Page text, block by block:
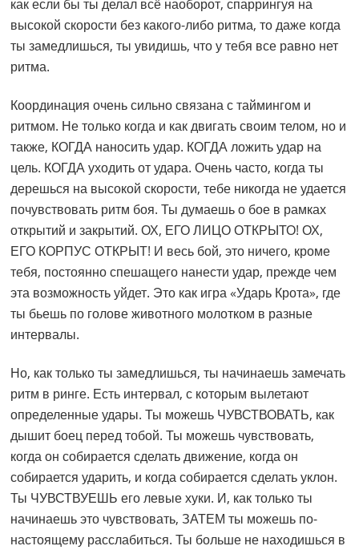
как если бы ты делал всё наоборот, спаррингуя на
высокой скорости без какого-либо ритма, то даже когда
ты замедлишься, ты увидишь, что у тебя все равно нет
ритма.
Координация очень сильно связана с таймингом и
ритмом. Не только когда и как двигать своим телом, но и
также, КОГДА наносить удар. КОГДА ложить удар на
цель. КОГДА уходить от удара. Очень часто, когда ты
дерешься на высокой скорости, тебе никогда не удается
почувствовать ритм боя. Ты думаешь о бое в рамках
открытий и закрытий. ОХ, ЕГО ЛИЦО ОТКРЫТО! ОХ,
ЕГО КОРПУС ОТКРЫТ! И весь бой, это ничего, кроме
тебя, постоянно спешащего нанести удар, прежде чем
эта возможность уйдет. Это как игра «Ударь Крота», где
ты бьешь по голове животного молотком в разные
интервалы.
Но, как только ты замедлишься, ты начинаешь замечать
ритм в ринге. Есть интервал, с которым вылетают
определенные удары. Ты можешь ЧУВСТВОВАТЬ, как
дышит боец перед тобой. Ты можешь чувствовать,
когда он собирается сделать движение, когда он
собирается ударить, и когда собирается сделать уклон.
Ты ЧУВСТВУЕШЬ его левые хуки. И, как только ты
начинаешь это чувствовать, ЗАТЕМ ты можешь по-
настоящему расслабиться. Ты больше не находишься в